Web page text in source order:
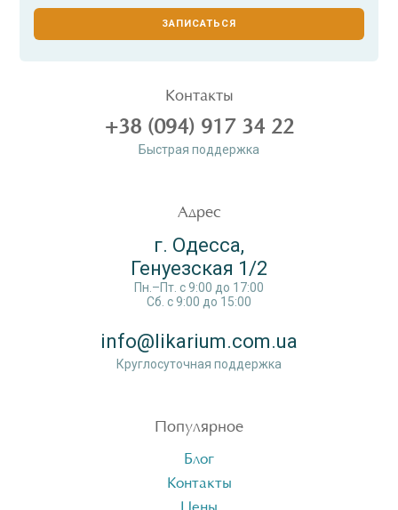
ЗАПИСАТЬСЯ
Контакты
+38 (094) 917 34 22
Быстрая поддержка
Адрес
г. Одесса,
Генуезская 1/2
Пн.–Пт. c 9:00 до 17:00
Сб. c 9:00 до 15:00
info@likarium.com.ua
Круглосуточная поддержка
Популярное
Блог
Контакты